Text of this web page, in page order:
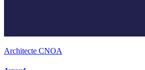
Architecte CNOA